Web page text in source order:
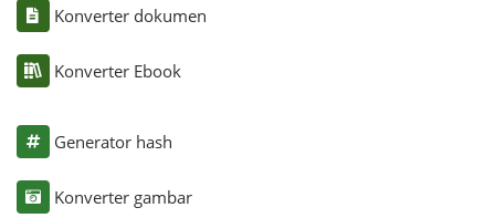
Konverter dokumen
Konverter Ebook
Generator hash
Konverter gambar